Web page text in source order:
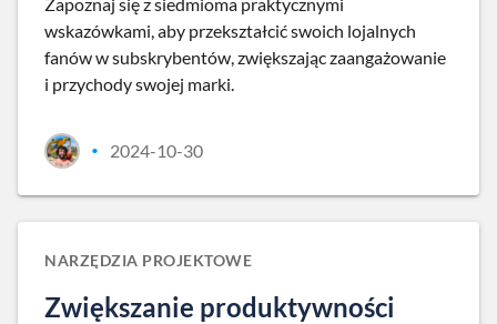
wskazówkami, aby przekształcić swoich lojalnych
fanów w subskrybentów, zwiększając zaangażowanie
i przychody swojej marki.
• 2024-10-30
NARZĘDZIA PROJEKTOWE
Zwiększanie produktywności